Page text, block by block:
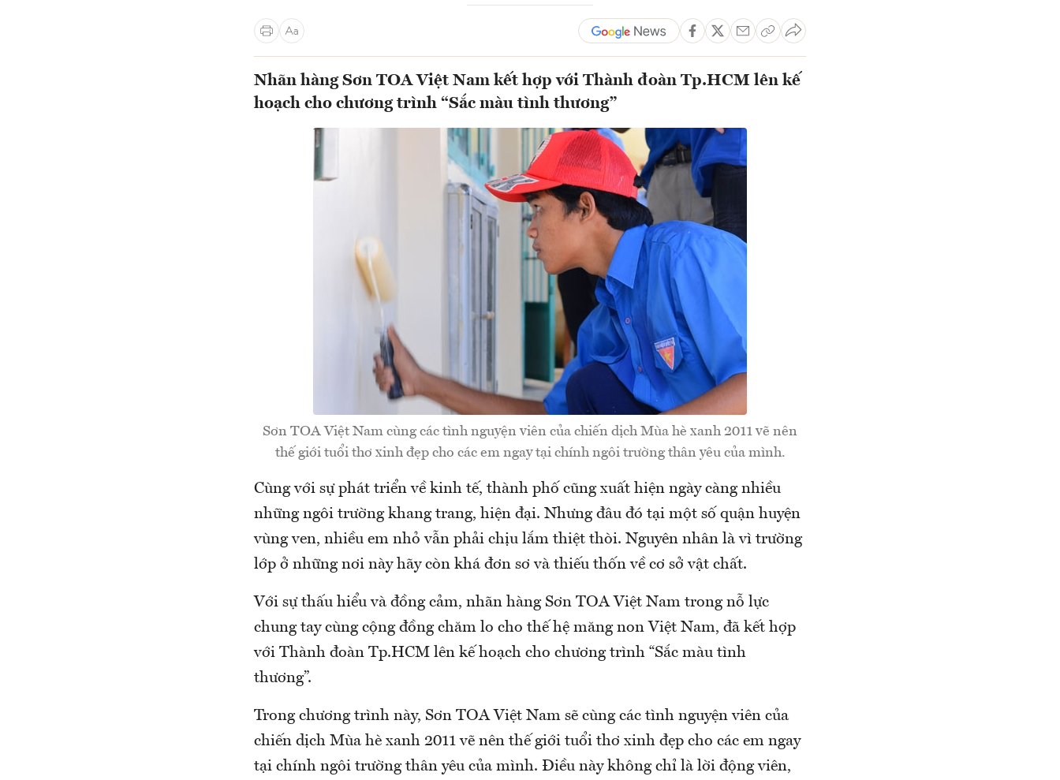
Nhãn hàng Sơn TOA Việt Nam kết hợp với Thành đoàn Tp.HCM lên kế
hoạch cho chương trình “Sắc màu tình thương”
Sơn TOA Việt Nam cùng các tình nguyện viên của chiến dịch Mùa hè xanh 2011 vẽ nên
thế giới tuổi thơ xinh đẹp cho các em ngay tại chính ngôi trường thân yêu của mình.
Cùng với sự phát triển về kinh tế, thành phố cũng xuất hiện ngày càng nhiều
những ngôi trường khang trang, hiện đại. Nhưng đâu đó tại một số quận huyện
vùng ven, nhiều em nhỏ vẫn phải chịu lắm thiệt thòi. Nguyên nhân là vì trường
lớp ở những nơi này hãy còn khá đơn sơ và thiếu thốn về cơ sở vật chất.
Với sự thấu hiểu và đồng cảm, nhãn hàng Sơn TOA Việt Nam trong nỗ lực
chung tay cùng cộng đồng chăm lo cho thế hệ măng non Việt Nam, đã kết hợp
với Thành đoàn Tp.HCM lên kế hoạch cho chương trình “Sắc màu tình
thương”.
Trong chương trình này, Sơn TOA Việt Nam sẽ cùng các tình nguyện viên của
chiến dịch Mùa hè xanh 2011 vẽ nên thế giới tuổi thơ xinh đẹp cho các em ngay
tại chính ngôi trường thân yêu của mình. Điều này không chỉ là lời động viên,